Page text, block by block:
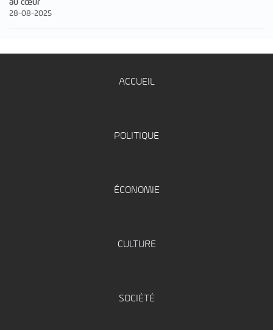
au cœur
28-08-2025
ACCUEIL
POLITIQUE
ÉCONOMIE
CULTURE
SOCIÉTÉ